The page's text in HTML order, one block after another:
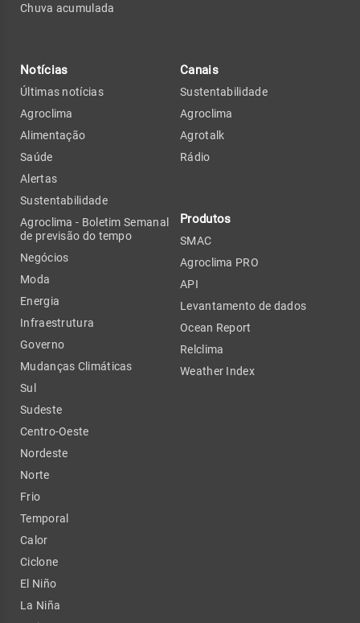
Chuva acumulada
Notícias
Últimas notícias
Agroclima
Alimentação
Saúde
Alertas
Sustentabilidade
Agroclima - Boletim Semanal
de previsão do tempo
Negócios
Moda
Energia
Infraestrutura
Governo
Mudanças Climáticas
Sul
Sudeste
Centro-Oeste
Nordeste
Norte
Frio
Temporal
Calor
Ciclone
El Niño
La Niña
Canais
Sustentabilidade
Agroclima
Agrotalk
Rádio
Produtos
SMAC
Agroclima PRO
API
Levantamento de dados
Ocean Report
Relclima
Weather Index